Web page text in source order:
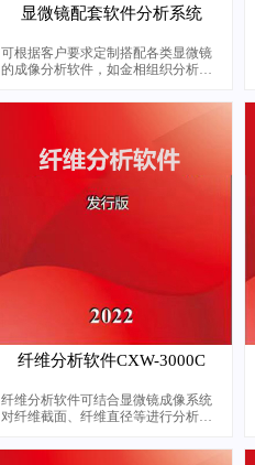
显微镜配套软件分析系统
可根据客户要求定制搭配各类显微镜
的成像分析软件，如金相组织分析评
计，纤维分析计算统计，线束端子截
系：18117331536
纤维分析软件CXW-3000C
纤维分析软件可结合显微镜成像系统
对纤维截面、纤维直径等进行分析测